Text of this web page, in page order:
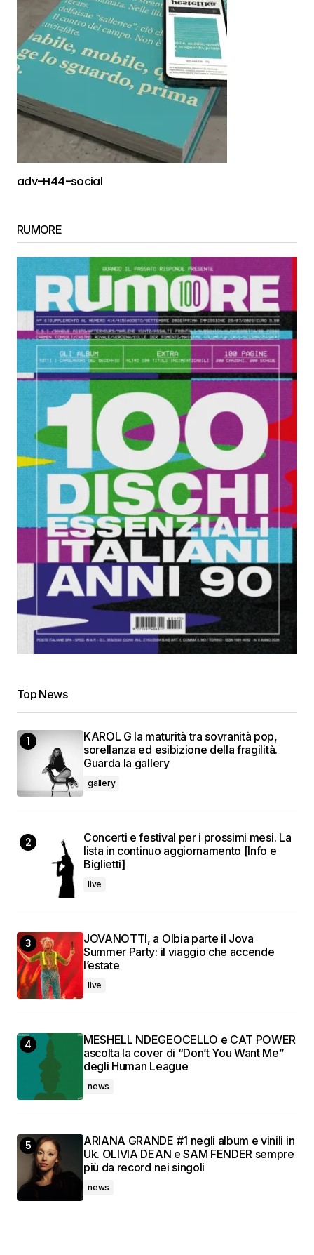
adv-H44-social
RUMORE
Top News
KAROL G la maturità tra sovranità pop,
sorellanza ed esibizione della fragilità.
Guarda la gallery
gallery
Concerti e festival per i prossimi mesi. La
lista in continuo aggiornamento [Info e
Biglietti]
live
JOVANOTTI, a Olbia parte il Jova
Summer Party: il viaggio che accende
l’estate
live
MESHELL NDEGEOCELLO e CAT POWER
ascolta la cover di “Don’t You Want Me”
degli Human League
news
ARIANA GRANDE #1 negli album e vinili in
Uk. OLIVIA DEAN e SAM FENDER sempre
più da record nei singoli
news